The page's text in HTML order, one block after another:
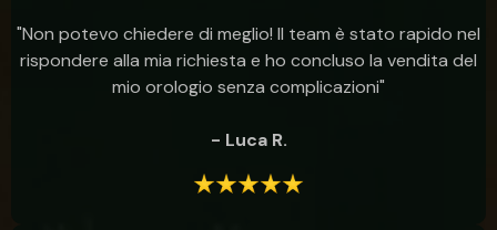
"Non potevo chiedere di meglio! Il team è stato rapido nel
rispondere alla mia richiesta e ho concluso la vendita del
mio orologio senza complicazioni"
- Luca R.